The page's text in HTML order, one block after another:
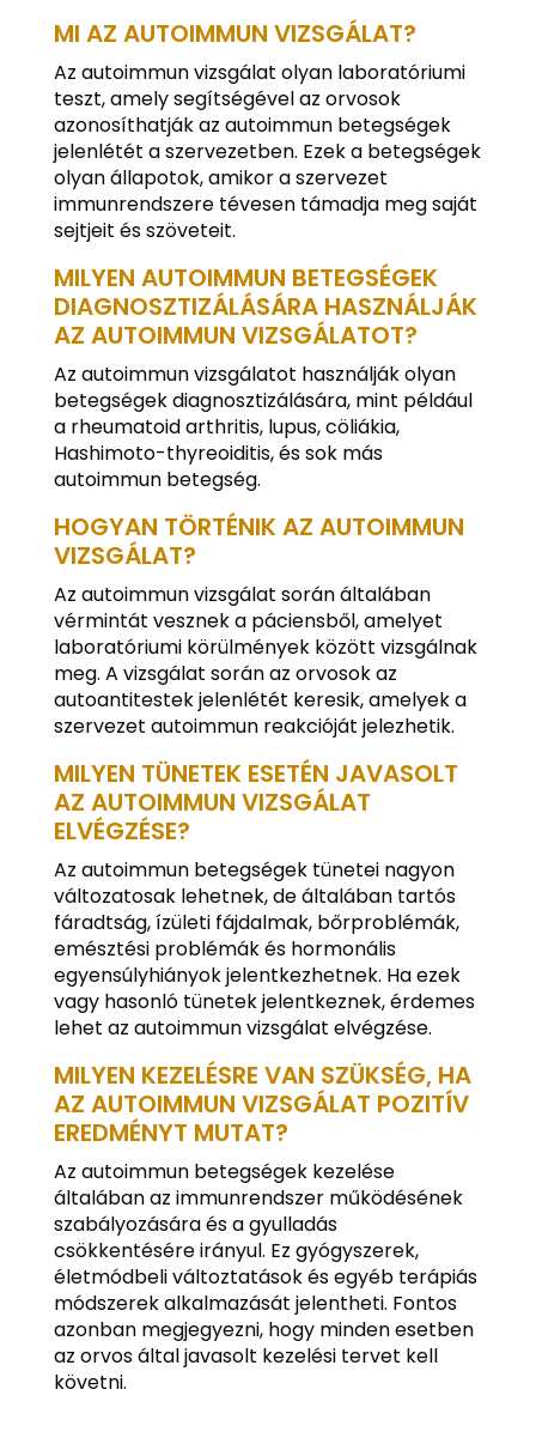
MI AZ AUTOIMMUN VIZSGÁLAT?
Az autoimmun vizsgálat olyan laboratóriumi
teszt, amely segítségével az orvosok
azonosíthatják az autoimmun betegségek
jelenlétét a szervezetben. Ezek a betegségek
olyan állapotok, amikor a szervezet
immunrendszere tévesen támadja meg saját
sejtjeit és szöveteit.
MILYEN AUTOIMMUN BETEGSÉGEK
DIAGNOSZTIZÁLÁSÁRA HASZNÁLJÁK
AZ AUTOIMMUN VIZSGÁLATOT?
Az autoimmun vizsgálatot használják olyan
betegségek diagnosztizálására, mint például
a rheumatoid arthritis, lupus, cöliákia,
Hashimoto-thyreoiditis, és sok más
autoimmun betegség.
HOGYAN TÖRTÉNIK AZ AUTOIMMUN
VIZSGÁLAT?
Az autoimmun vizsgálat során általában
vérmintát vesznek a páciensből, amelyet
laboratóriumi körülmények között vizsgálnak
meg. A vizsgálat során az orvosok az
autoantitestek jelenlétét keresik, amelyek a
szervezet autoimmun reakcióját jelezhetik.
MILYEN TÜNETEK ESETÉN JAVASOLT
AZ AUTOIMMUN VIZSGÁLAT
ELVÉGZÉSE?
Az autoimmun betegségek tünetei nagyon
változatosak lehetnek, de általában tartós
fáradtság, ízületi fájdalmak, bőrproblémák,
emésztési problémák és hormonális
egyensúlyhiányok jelentkezhetnek. Ha ezek
vagy hasonló tünetek jelentkeznek, érdemes
lehet az autoimmun vizsgálat elvégzése.
MILYEN KEZELÉSRE VAN SZÜKSÉG, HA
AZ AUTOIMMUN VIZSGÁLAT POZITÍV
EREDMÉNYT MUTAT?
Az autoimmun betegségek kezelése
általában az immunrendszer működésének
szabályozására és a gyulladás
csökkentésére irányul. Ez gyógyszerek,
életmódbeli változtatások és egyéb terápiás
módszerek alkalmazását jelentheti. Fontos
azonban megjegyezni, hogy minden esetben
az orvos által javasolt kezelési tervet kell
követni.